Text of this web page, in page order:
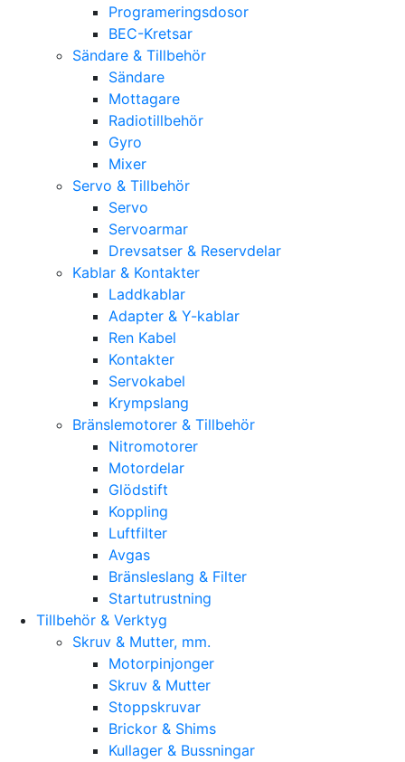
Programeringsdosor
BEC-Kretsar
Sändare & Tillbehör
Sändare
Mottagare
Radiotillbehör
Gyro
Mixer
Servo & Tillbehör
Servo
Servoarmar
Drevsatser & Reservdelar
Kablar & Kontakter
Laddkablar
Adapter & Y-kablar
Ren Kabel
Kontakter
Servokabel
Krympslang
Bränslemotorer & Tillbehör
Nitromotorer
Motordelar
Glödstift
Koppling
Luftfilter
Avgas
Bränsleslang & Filter
Startutrustning
Tillbehör & Verktyg
Skruv & Mutter, mm.
Motorpinjonger
Skruv & Mutter
Stoppskruvar
Brickor & Shims
Kullager & Bussningar